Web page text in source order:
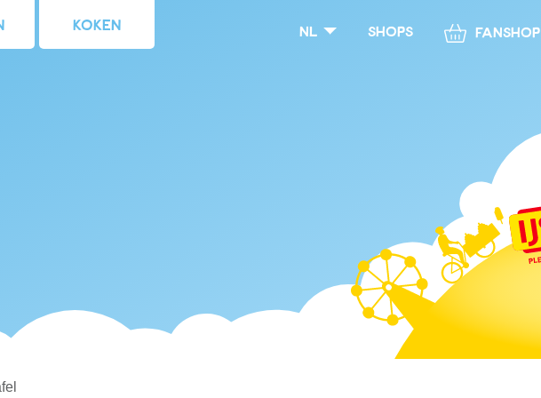
Koken nl Shops Fanshop